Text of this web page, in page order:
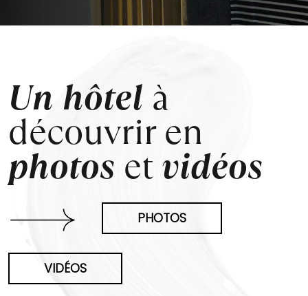
Un hôtel à
découvrir en
photos etvidéos
PHOTOS
VIDÉOS